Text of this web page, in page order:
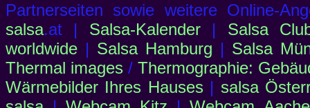
Partnerseiten sowie weitere Online-
salsa.at | Salsa-Kalender| Salsa
worldwide | Salsa Hamburg | Salsa
Thermal images / Thermographie:
Wärmebilder Ihres Hauses| salsa